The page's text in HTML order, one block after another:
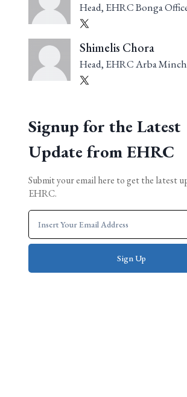
Head, EHRC Bonga
Shimelis Chora
Head, EHRC Arba
Signup for the Latest
Update from EHRC
Submit your email here to get the latest
EHRC.